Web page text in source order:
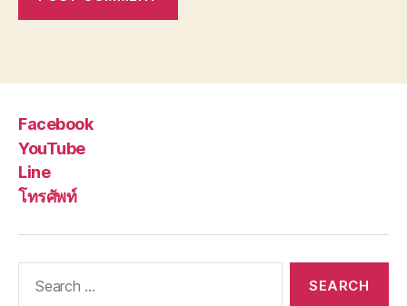
Facebook
YouTube
Line
โทรศัพท์